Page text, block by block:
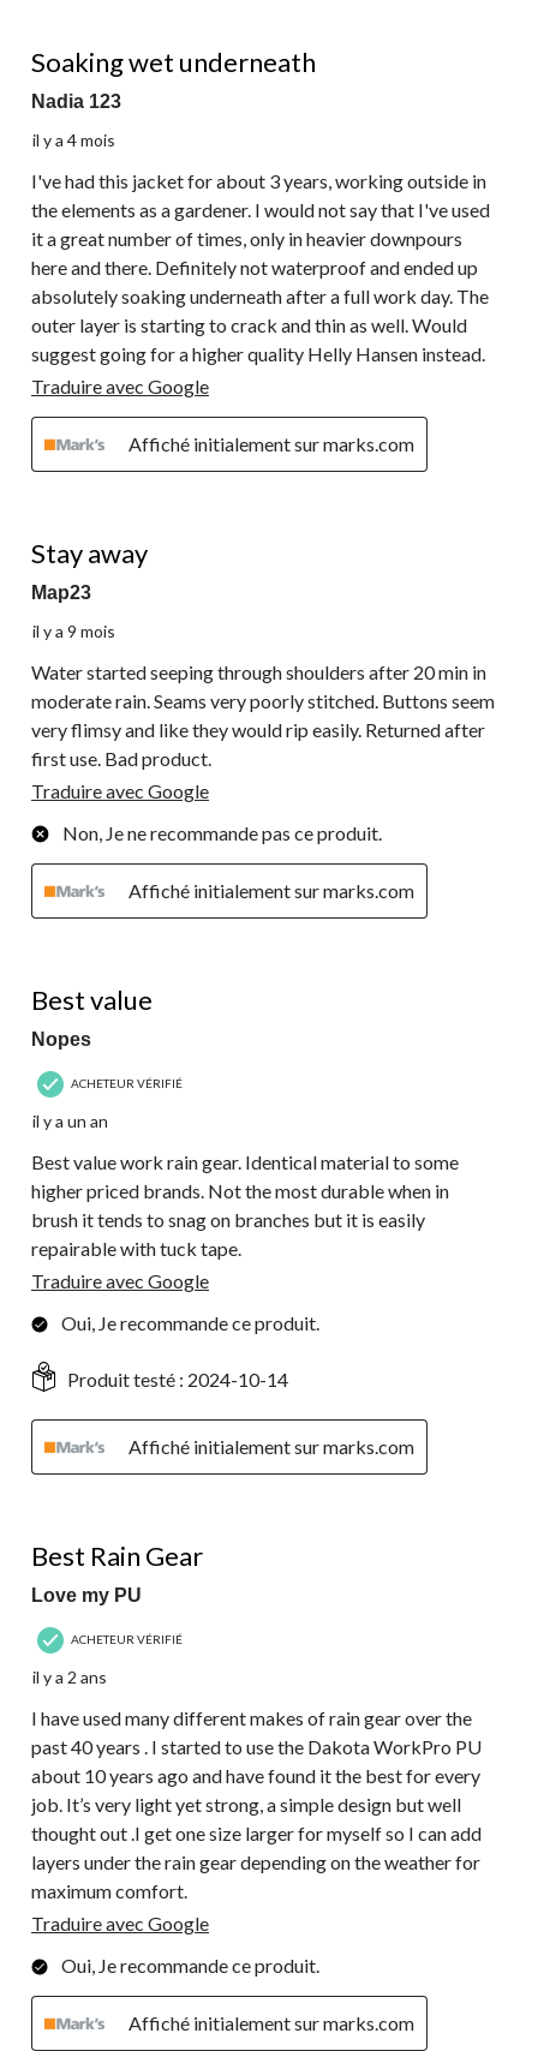
commentaire.
Soaking wet underneath
Nadia 123
il y a 4 mois
I've had this jacket for about 3 years, working outside in
the elements as a gardener. I would not say that I've used
it a great number of times, only in heavier downpours
here and there. Definitely not waterproof and ended up
absolutely soaking underneath after a full work day. The
outer layer is starting to crack and thin as well. Would
suggest going for a higher quality Helly Hansen instead.
Traduire avec Google
Affiché initialement sur marks.com
Stay away
Map23
il y a 9 mois
Water started seeping through shoulders after 20 min in
moderate rain. Seams very poorly stitched. Buttons seem
very flimsy and like they would rip easily. Returned after
first use. Bad product.
Traduire avec Google
Non, Je ne recommande pas ce produit.
Affiché initialement sur marks.com
Best value
Nopes
ACHETEUR VÉRIFIÉ
il y a un an
Best value work rain gear. Identical material to some
higher priced brands. Not the most durable when in
brush it tends to snag on branches but it is easily
repairable with tuck tape.
Traduire avec Google
Oui, Je recommande ce produit.
Produit testé : 2024-10-14
Affiché initialement sur marks.com
Best Rain Gear
Love my PU
ACHETEUR VÉRIFIÉ
il y a 2 ans
I have used many different makes of rain gear over the
past 40 years . I started to use the Dakota WorkPro PU
about 10 years ago and have found it the best for every
job. It’s very light yet strong, a simple design but well
thought out .I get one size larger for myself so I can add
layers under the rain gear depending on the weather for
maximum comfort.
Traduire avec Google
Oui, Je recommande ce produit.
Affiché initialement sur marks.com